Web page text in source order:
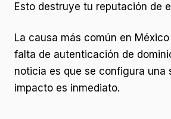
Esto destruye tu reputación de
La causa más común en
falta de autenticación de
noticia es que se configura una
impacto es inmediato.